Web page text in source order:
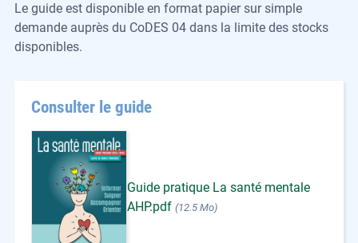
Le guide est disponible en format papier sur simple
demande auprès du CoDES 04 dans la limite des stocks
disponibles.
Consulter le guide
Guide pratique La santé mentale
AHP.pdf (12.5 Mo)